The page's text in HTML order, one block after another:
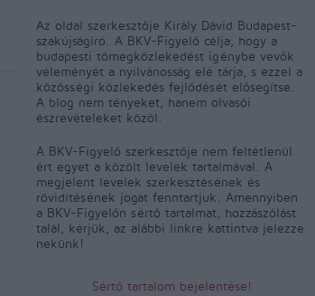
Az oldal szerkesztője Király Dávid Budapest-
szakújságíró. A BKV-Figyelő célja, hogy a
budapesti tömegközlekedést igénybe vevők
véleményét a nyilvánosság elé tárja, s ezzel a
közösségi közlekedés fejlődését elősegítse.
A blog nem tényeket, hanem olvasói
észrevételeket közöl.
A BKV-Figyelő szerkesztője nem feltétlenül
ért egyet a közölt levelek tartalmával. A
megjelent levelek szerkesztésének és
rövidítésének jogát fenntartjuk. Amennyiben
a BKV-Figyelőn sértő tartalmat, hozzászólást
talál, kérjük, az alábbi linkre kattintva jelezze
nekünk!
Sértő tartalom bejelentése!